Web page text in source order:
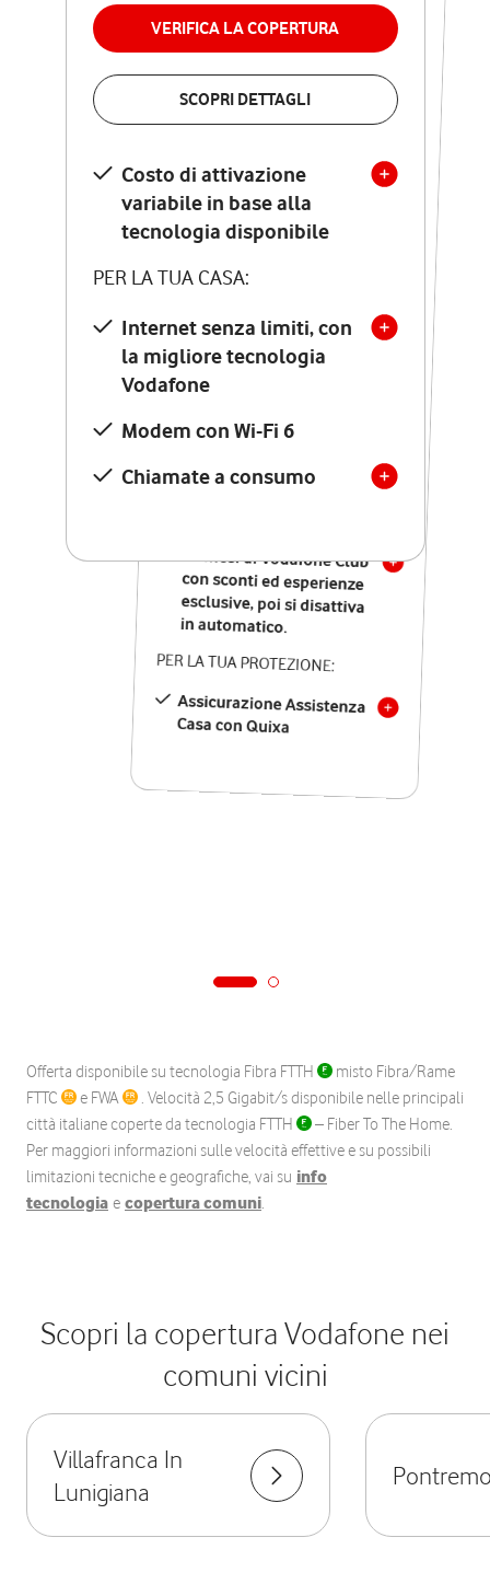
VERIFICA LA COPERTURA
SCOPRI DETTAGLI
Costo di attivazione
variabile in base alla
tecnologia disponibile
PER LA TUA CASA:
Internet senza limiti, con
la migliore tecnologia
Vodafone
Modem con Wi-Fi 6
Chiamate a consumo
permanenza
VERIFICA LA COPERTURA
Costo di attivazione
variabile in base alla
tecnologia disponibile
PER LA TUA CASA:
Internet senza limiti, con
la migliore tecnologia
Vodafone
Modem Seven con Wi-Fi 7
Chiamate illimitate verso
numeri fissi e mobili
nazionali
12 mesi di Vodafone Club
con sconti ed esperienze
esclusive, poi si disattiva
in automatico.
PER LA TUA PROTEZIONE:
Assicurazione Assistenza
Casa con Quixa
Offerta disponibile su tecnologia Fibra FTTH
misto Fibra/Rame
FTTC
e FWA
. Velocità 2,5 Gigabit/s disponibile nelle principali
città italiane coperte da tecnologia FTTH
– Fiber To The Home.
Per maggiori informazioni sulle velocità effettive e su possibili
limitazioni tecniche e geografiche, vai su info
tecnologia e copertura comuni.
Scopri la copertura Vodafone nei
comuni vicini
Villafranca In
Lunigiana